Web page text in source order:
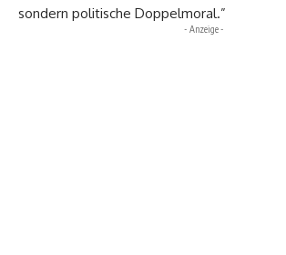
sondern politische Doppelmoral.”
- Anzeige -